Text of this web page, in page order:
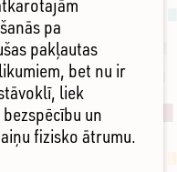
pa
pakļautas
bet nu ir
liek
un
fizisko ātrumu.